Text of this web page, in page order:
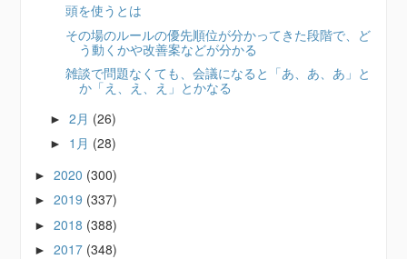
頭を使うとは
その場のルールの優先順位が分かってきた段階で、ど
う動くかや改善案などが分かる
雑談で問題なくても、会議になると「あ、あ、あ」と
か「え、え、え」とかなる
►2月 (26)
► 1月 (28)
►2020 (300)
►2019 (337)
►2018 (388)
►2017 (348)